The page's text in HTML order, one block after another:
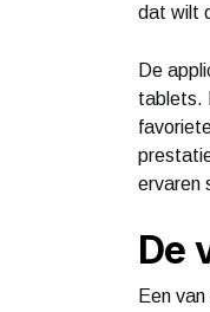
dat wilt
De
tablets.
ervaren
De
Een